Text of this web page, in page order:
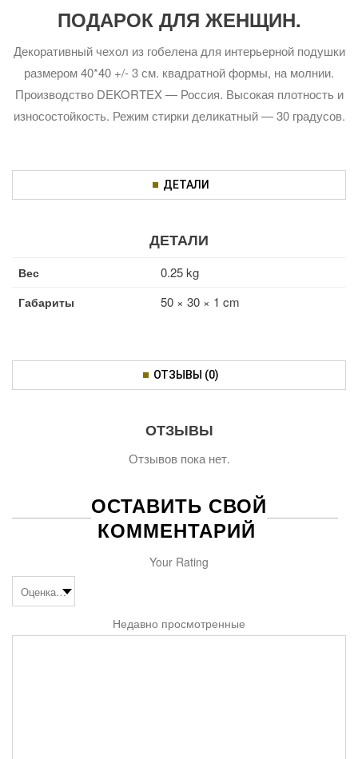
ПОДАРОК ДЛЯ ЖЕНЩИН.
Декоративный чехол из гобелена для интерьерной подушки
размером 40*40 +/- 3 см. квадратной формы, на молнии.
Производство DEKORTEX — Россия. Высокая плотность и
износостойкость. Режим стирки деликатный — 30 градусов.
ДЕТАЛИ
ДЕТАЛИ
Вес 0.25 kg
Габариты 50 × 30 × 1 cm
ОТЗЫВЫ (0)
ОТЗЫВЫ
Отзывов пока нет.
ОСТАВИТЬ СВОЙ
КОММЕНТАРИЙ
Your Rating
Недавно просмотренные